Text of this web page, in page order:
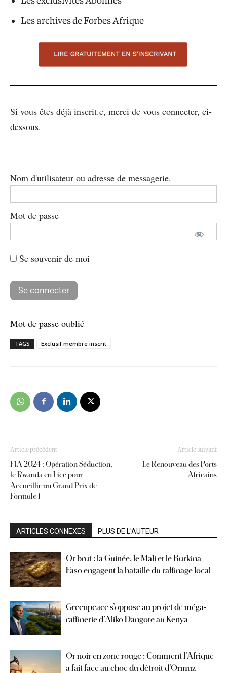
Les archives de Forbes Afrique
Si vous êtes déjà inscrit.e, merci de vous connecter, ci-
dessous.
Nom d'utilisateur ou adresse de messagerie.
Mot de passe
Se souvenir de moi
Mot de passe oublié
TAGS Exclusif membre inscrit
Article précédent
FIA 2024 : Opération Séduction,
le Rwanda en Lice pour
Accueillir un Grand Prix de
Formule 1
Article suivant
Le Renouveau des Ports
Africains
ARTICLES CONNEXES PLUS DE L'AUTEUR
Or brut : la Guinée, le Mali et le Burkina
Faso engagent la bataille du raffinage local
Greenpeace s’oppose au projet de méga-
raffinerie d’Aliko Dangote au Kenya
Or noir en zone rouge : Comment l’Afrique
a fait face au choc du détroit d’Ormuz